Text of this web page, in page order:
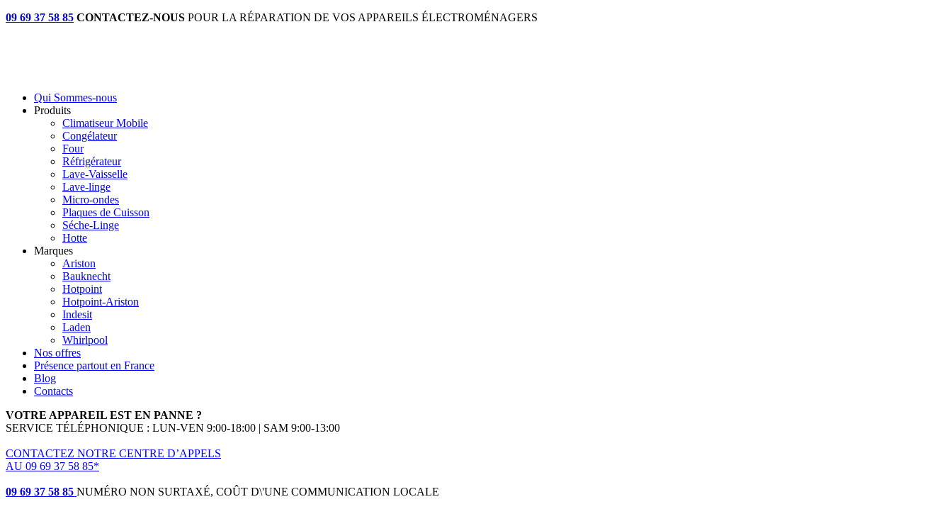
09 69 37 58 85 CONTACTEZ-NOUS POUR LA RÉPARATION DE VOS APPAREILS ÉLECTROMÉNAGERS
Qui Sommes-nous
Produits
Climatiseur Mobile
Congélateur
Four
Réfrigérateur
Lave-Vaisselle
Lave-linge
Micro-ondes
Plaques de Cuisson
Séche-Linge
Hotte
Marques
Ariston
Bauknecht
Hotpoint
Hotpoint-Ariston
Indesit
Laden
Whirlpool
Nos offres
Présence partout en France
Blog
Contacts
VOTRE APPAREIL EST EN PANNE ?
SERVICE TÉLÉPHONIQUE : LUN-VEN 9:00-18:00 | SAM 9:00-13:00
CONTACTEZ NOTRE CENTRE D’APPELS
AU 09 69 37 58 85*
09 69 37 58 85 NUMÉRO NON SURTAXÉ, COÛT D\'UNE COMMUNICATION LOCALE